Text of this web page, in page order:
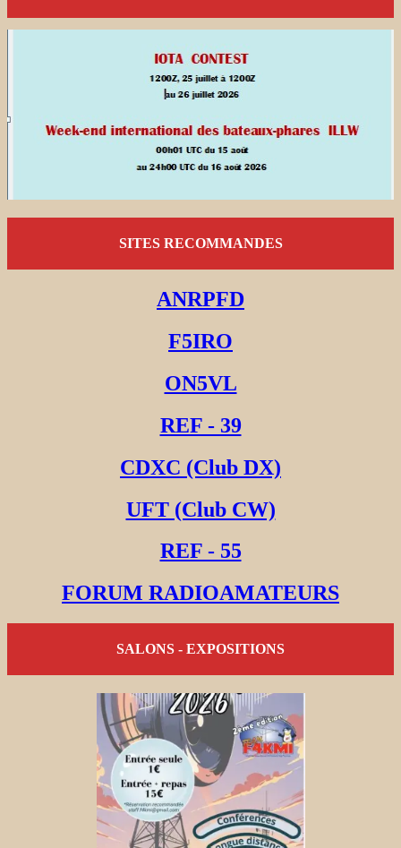
SITES RECOMMANDES
ANRPFD
F5IRO
ON5VL
REF - 39
CDXC (Club DX)
UFT (Club CW)
REF - 55
FORUM RADIOAMATEURS
SALONS - EXPOSITIONS